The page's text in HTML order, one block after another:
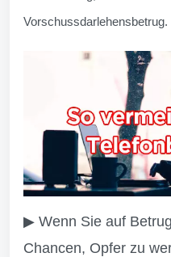
Vorschussdarlehensbetrug.
▶ Wenn Sie auf
Chancen, Opfer zu